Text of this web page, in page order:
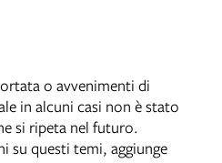
o avvenimenti di
in alcuni casi non è stato
si ripeta nel futuro.
su questi temi, aggiunge